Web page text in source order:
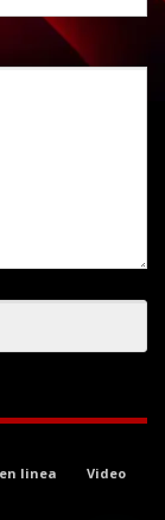
linea
Video